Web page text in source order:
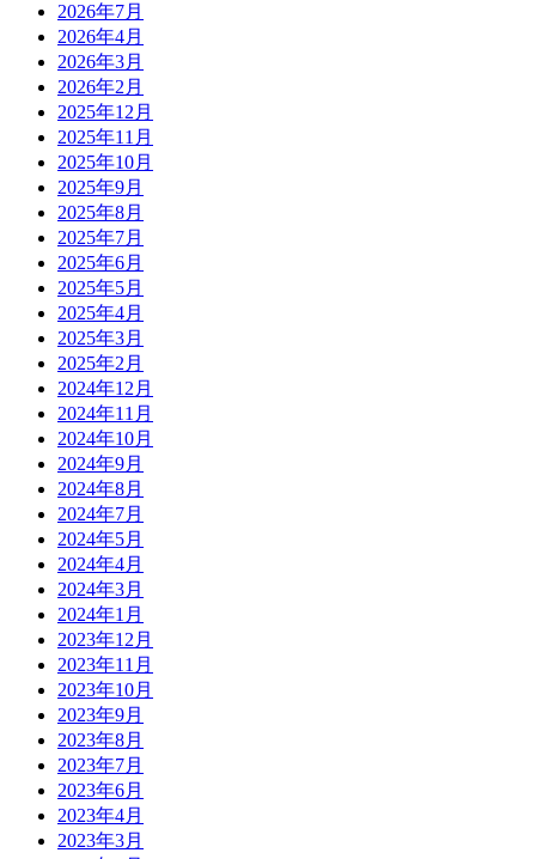
2026年7月
2026年4月
2026年3月
2026年2月
2025年12月
2025年11月
2025年10月
2025年9月
2025年8月
2025年7月
2025年6月
2025年5月
2025年4月
2025年3月
2025年2月
2024年12月
2024年11月
2024年10月
2024年9月
2024年8月
2024年7月
2024年5月
2024年4月
2024年3月
2024年1月
2023年12月
2023年11月
2023年10月
2023年9月
2023年8月
2023年7月
2023年6月
2023年4月
2023年3月